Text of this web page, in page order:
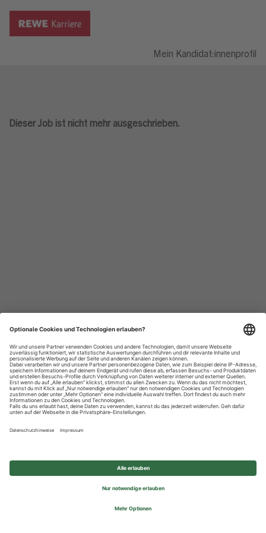
Mein Kandidat:innenprofil
Dieser Job ist nicht mehr ausgeschrieben.
Datenschutzhinweise
Impressum
Privatsphäre-Einstellungen
© 2026 REWE Group - All rights reserved